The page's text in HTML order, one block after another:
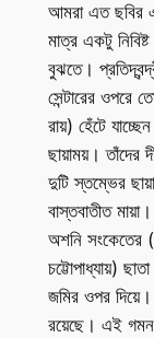
আমরা এত ছবির
মাত্র একটু নিবিষ্ট
বুঝতে।
সেন্টারের ওপরে
রায়) হেঁটে
ছায়াময়। তাঁদের
দুটি স্তম্ভের
বাস্তবাতীত মায়া।
অশনি সংকেতের
চট্টোপাধ্যায়)
জমির ওপর
রয়েছে। এই গমন